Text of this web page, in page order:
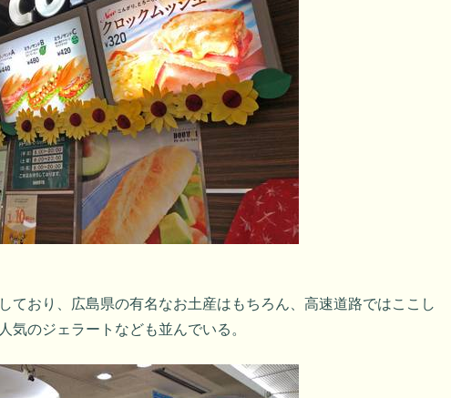
ており、広島県の有名なお土産はもちろん、高速道路ではここし
気のジェラートなども並んでいる。